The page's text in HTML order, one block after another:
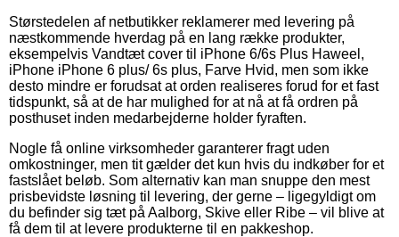
Størstedelen af netbutikker reklamerer med levering på
næstkommende hverdag på en lang række produkter,
eksempelvis Vandtæt cover til iPhone 6/6s Plus Haweel,
iPhone iPhone 6 plus/ 6s plus, Farve Hvid, men som ikke
desto mindre er forudsat at orden realiseres forud for et fast
tidspunkt, så at de har mulighed for at nå at få ordren på
posthuset inden medarbejderne holder fyraften.
Nogle få online virksomheder garanterer fragt uden
omkostninger, men tit gælder det kun hvis du indkøber for et
fastslået beløb. Som alternativ kan man snuppe den mest
prisbevidste løsning til levering, der gerne – ligegyldigt om
du befinder sig tæt på Aalborg, Skive eller Ribe – vil blive at
få dem til at levere produkterne til en pakkeshop.